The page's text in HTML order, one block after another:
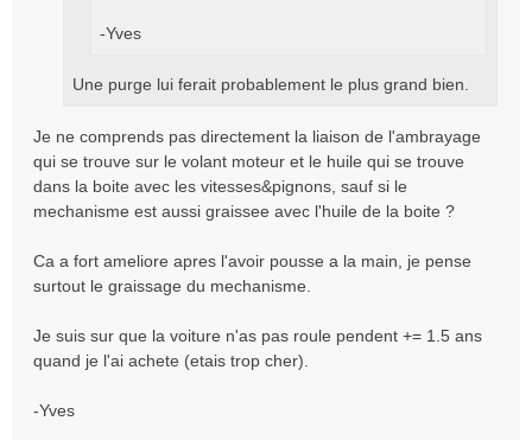
-Yves
Une purge lui ferait probablement le plus grand bien.
Je ne comprends pas directement la liaison de l'ambrayage
qui se trouve sur le volant moteur et le huile qui se trouve
dans la boite avec les vitesses&pignons, sauf si le
mechanisme est aussi graissee avec l'huile de la boite ?
Ca a fort ameliore apres l'avoir pousse a la main, je pense
surtout le graissage du mechanisme.
Je suis sur que la voiture n'as pas roule pendent += 1.5 ans
quand je l'ai achete (etais trop cher).
-Yves